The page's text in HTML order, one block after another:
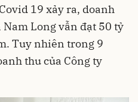
19 xảy ra, doanh
Nam Long vẫn đạt 50 tỷ
Tuy nhiên trong 9
thu của Công ty